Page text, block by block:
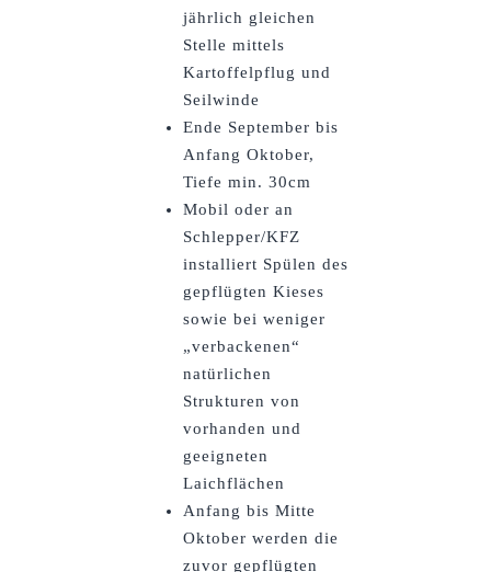
jährlich gleichen
Stelle mittels
Kartoffelpflug und
Seilwinde
Ende September bis
Anfang Oktober,
Tiefe min. 30cm
Mobil oder an
Schlepper/KFZ
installiert Spülen des
gepflügten Kieses
sowie bei weniger
„verbackenen“
natürlichen
Strukturen von
vorhanden und
geeigneten
Laichflächen
Anfang bis Mitte
Oktober werden die
zuvor gepflügten